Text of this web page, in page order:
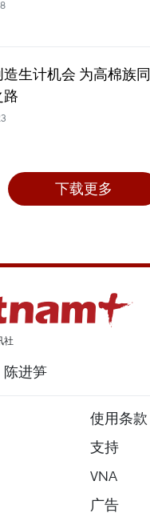
生计机会 为高棉族同
路
下载更多
社
陈进笋
使用条款
支持
VNA
广告